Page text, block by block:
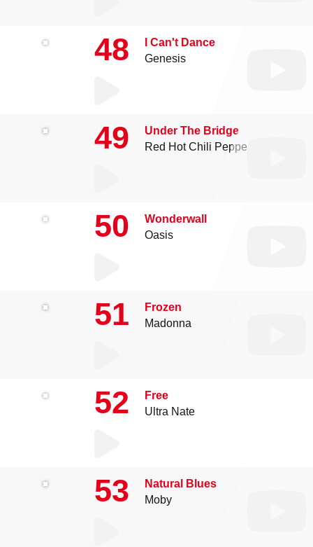
48
I Can't Dance
Genesis
49
Under The Bridge
Red Hot Chili Peppers
50
Wonderwall
Oasis
51
Frozen
Madonna
52
Free
Ultra Nate
53
Natural Blues
Moby